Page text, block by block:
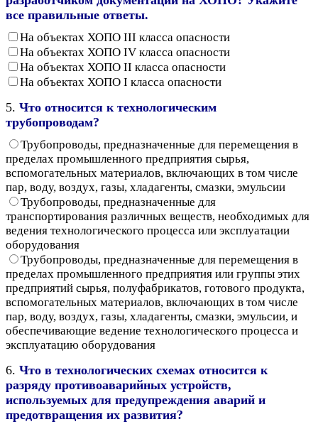
все правильные ответы.
На объектах ХОПО III класса опасности
На объектах ХОПО IV класса опасности
На объектах ХОПО II класса опасности
На объектах ХОПО I класса опасности
5. Что относится к технологическим
трубопроводам?
Трубопроводы, предназначенные для перемещения в
пределах промышленного предприятия сырья,
вспомогательных материалов, включающих в том числе
пар, воду, воздух, газы, хладагенты, смазки, эмульсии
Трубопроводы, предназначенные для
транспортирования различных веществ, необходимых для
ведения технологического процесса или эксплуатации
оборудования
Трубопроводы, предназначенные для перемещения в
пределах промышленного предприятия или группы этих
предприятий сырья, полуфабрикатов, готового продукта,
вспомогательных материалов, включающих в том числе
пар, воду, воздух, газы, хладагенты, смазки, эмульсии, и
обеспечивающие ведение технологического процесса и
эксплуатацию оборудования
6. Что в технологических схемах относится к
разряду противоаварийных устройств,
используемых для предупреждения аварий и
предотвращения их развития?